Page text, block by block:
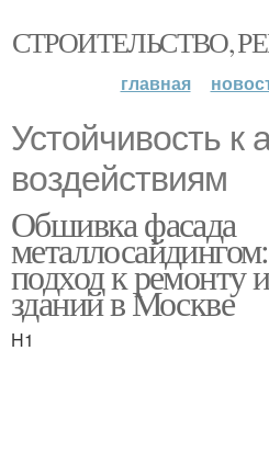
СТРОИТЕЛЬСТВО,
главная
Устойчивость
воздействиям
Обшивка фасада
подход к ремонту
зданий в Москве
H1